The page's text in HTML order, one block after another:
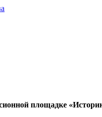
площадке